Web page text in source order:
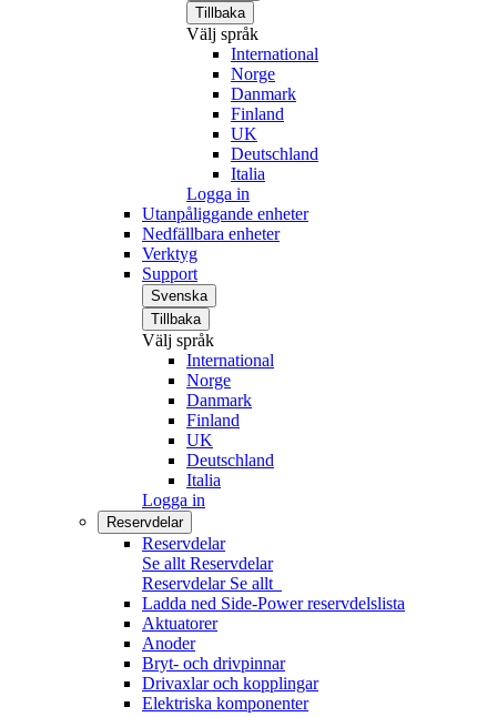
Tillbaka
Välj språk
International
Norge
Danmark
Finland
UK
Deutschland
Italia
Logga in
Utanpåliggande enheter
Nedfällbara enheter
Verktyg
Support
Svenska
Tillbaka
Välj språk
International
Norge
Danmark
Finland
UK
Deutschland
Italia
Logga in
Reservdelar
Reservdelar
Se allt Reservdelar
Reservdelar Se allt
Ladda ned Side-Power reservdelslista
Aktuatorer
Anoder
Bryt- och drivpinnar
Drivaxlar och kopplingar
Elektriska komponenter